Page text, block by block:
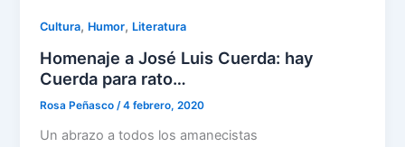
Cultura, Humor, Literatura
Homenaje a José Luis Cuerda: hay
Cuerda para rato…
Rosa Peñasco/4 febrero, 2020
Un abrazo a todos los amanecistas